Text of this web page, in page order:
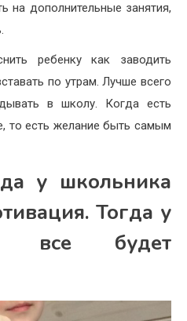
на дополнительные занятия,
ребенку как заводить
по утрам. Лучше всего
в школу. Когда есть
то есть желание быть самым
у школьника
Тогда у
все будет